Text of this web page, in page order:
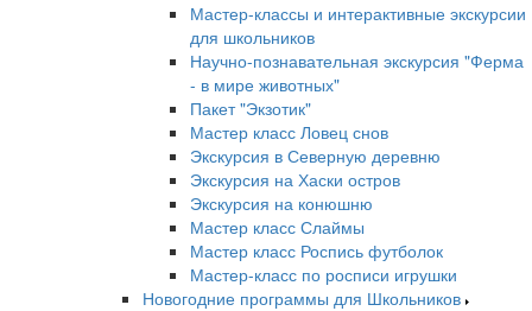
Мастер-классы и интерактивные экскурсии
для школьников
Научно-познавательная экскурсия "Ферма
- в мире животных"
Пакет "Экзотик"
Мастер класс Ловец снов
Экскурсия в Северную деревню
Экскурсия на Хаски остров
Экскурсия на конюшню
Мастер класс Слаймы
Мастер класс Роспись футболок
Мастер-класс по росписи игрушки
Новогодние программы для Школьников